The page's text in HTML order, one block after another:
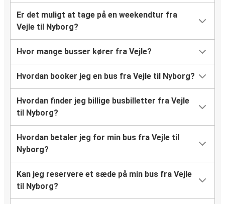
Er det muligt at tage på en weekendtur fra
Vejle til Nyborg?
Hvor mange busser kører fra Vejle?
Hvordan booker jeg en bus fra Vejle til Nyborg?
Hvordan finder jeg billige busbilletter fra Vejle
til Nyborg?
Hvordan betaler jeg for min bus fra Vejle til
Nyborg?
Kan jeg reservere et sæde på min bus fra Vejle
til Nyborg?